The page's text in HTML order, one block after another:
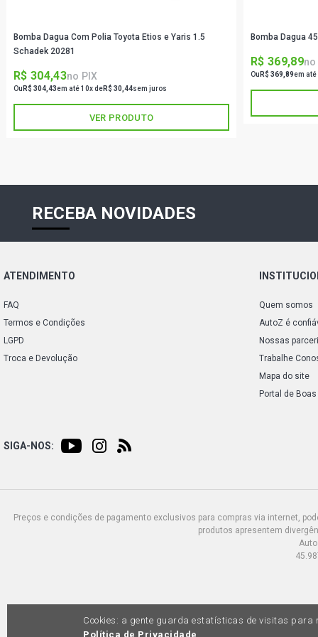
Bomba Dagua Com Polia Toyota Etios e Yaris 1.5
Schadek 20281
R$ 304,43no PIX
Ou R$ 304,43em até 10x deR$ 30,44sem juros
VER PRODUTO
Bomba Dagua
R$ 369,89no
Ou R$ 369,89em até
RECEBA NOVIDADES
ATENDIMENTO
FAQ
Termos e Condições
LGPD
Troca e Devolução
Quem somos
AutoZ é
Nossas
Trabalhe
Mapa do site
Portal de
SIGA-NOS:
Preços e condições de pagamento exclusivos para compras via internet,
produtos apresentem
Cookies: a gente guarda estatísticas de visitas para
Política de Privacidade